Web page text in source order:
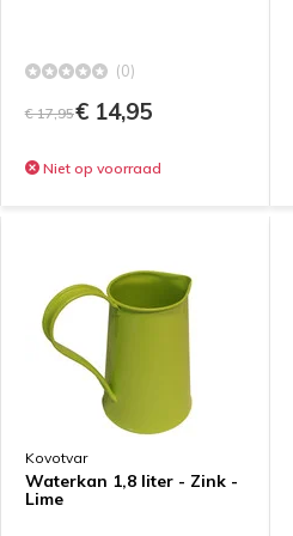
(0)
€ 17,95€ 14,95
Niet op voorraad
Kovotvar
Waterkan 1,8 liter - Zink -
Lime